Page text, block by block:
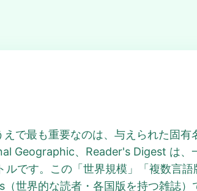
で最も重要なのは、与えられた固
Geographic、Reader's Digest は、
です。この「世界規模」「複数言
世界的な読者・各国版を持つ雑誌